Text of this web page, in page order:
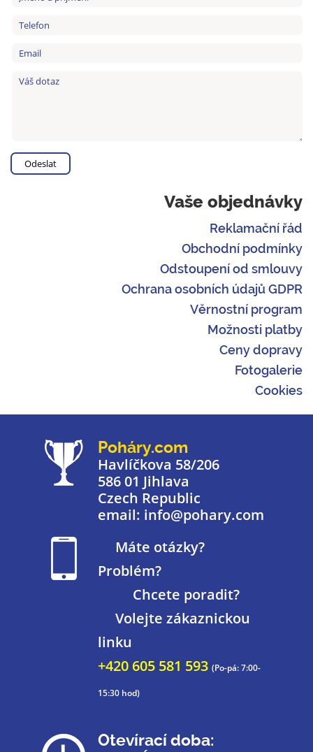
Vaše objednávky
Reklamační řád
Obchodní podmínky
Odstoupení od smlouvy
Ochrana osobních údajů GDPR
Věrnostní program
Možnosti platby
Ceny dopravy
Fotogalerie
Cookies
Poháry.com
Havlíčkova 58/206
586 01 Jihlava
Czech Republic
email: info@pohary.com
Máte otázky?
Problém?
Chcete poradit?
Volejte zákaznickou
linku
+420 605 581 593 (Po-pá: 7:00-
15:30 hod)
Otevírací doba: